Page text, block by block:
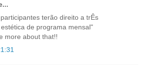
terão direito a trÊs
de programa mensal"
more about that!!